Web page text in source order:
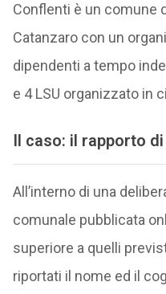
Conflenti è un comune
Catanzaro con un
dipendenti a tempo
e 4 LSU organizzato in
Il caso: il rapporto
All’interno di una
comunale pubblicata
superiore a quelli
riportati il nome ed il